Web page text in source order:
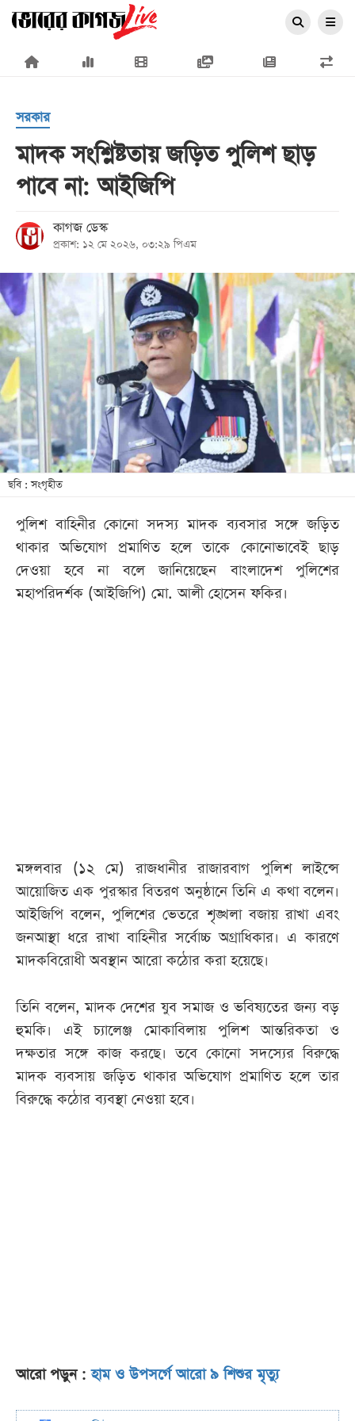
×
প্রচ্ছদ
জাতীয়
রাজনীতি
অর্থনীতি
আন্তর্জাতিক
সারাদেশ
বিনোদন
লাইফ
স্টাইল
শিক্ষা
সব
বিভাগ
ছবি
সরকার
মাদক সংশ্লিষ্টতায় জড়িত পুলিশ ছাড়
পাবে না: আইজিপি
কাগজ ডেস্ক
প্রকাশ: ১২ মে ২০২৬, ০৩:২৯ পিএম
ছবি : সংগৃহীত
পুলিশ বাহিনীর কোনো সদস্য মাদক ব্যবসার সঙ্গে জড়িত
থাকার অভিযোগ প্রমাণিত হলে তাকে কোনোভাবেই ছাড়
দেওয়া হবে না বলে জানিয়েছেন বাংলাদেশ পুলিশের
মহাপরিদর্শক (আইজিপি) মো. আলী হোসেন ফকির।
মঙ্গলবার (১২ মে) রাজধানীর রাজারবাগ পুলিশ লাইন্সে
আয়োজিত এক পুরস্কার বিতরণ অনুষ্ঠানে তিনি এ কথা বলেন।
আইজিপি বলেন, পুলিশের ভেতরে শৃঙ্খলা বজায় রাখা এবং
জনআস্থা ধরে রাখা বাহিনীর সর্বোচ্চ অগ্রাধিকার। এ কারণে
মাদকবিরোধী অবস্থান আরো কঠোর করা হয়েছে।
তিনি বলেন, মাদক দেশের যুব সমাজ ও ভবিষ্যতের জন্য বড়
হুমকি। এই চ্যালেঞ্জ মোকাবিলায় পুলিশ আন্তরিকতা ও
দক্ষতার সঙ্গে কাজ করছে। তবে কোনো সদস্যের বিরুদ্ধে
মাদক ব্যবসায় জড়িত থাকার অভিযোগ প্রমাণিত হলে তার
বিরুদ্ধে কঠোর ব্যবস্থা নেওয়া হবে।
আরো পড়ুন :হাম ও উপসর্গে আরো ৯ শিশুর মৃত্যু